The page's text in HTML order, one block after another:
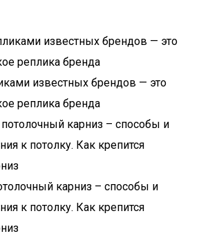
известных брендов — это
реплика бренда
карниз – способы и
к потолку. Как крепится